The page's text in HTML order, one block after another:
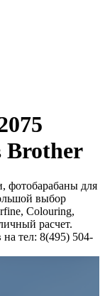
Brother
фотобарабаны для
выбор
Colouring,
расчет.
тел: 8(495) 504-